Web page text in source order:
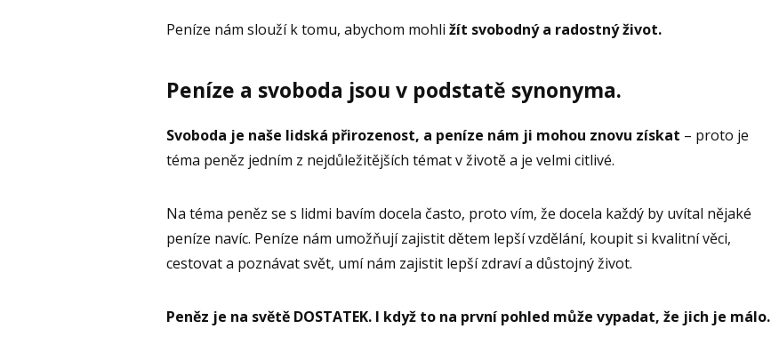
Peníze nám slouží k tomu, abychom mohli žít svobodný a radostný život.
Peníze a svoboda jsou v podstatě synonyma.
Svoboda je naše lidská přirozenost, a peníze nám ji mohou znovu získat – proto je
téma peněz jedním z nejdůležitějších témat v životě a je velmi citlivé.
Na téma peněz se s lidmi bavím docela často, proto vím, že docela každý by uvítal nějaké
peníze navíc. Peníze nám umožňují zajistit dětem lepší vzdělání, koupit si kvalitní věci,
cestovat a poznávat svět, umí nám zajistit lepší zdraví a důstojný život.
Peněz je na světě DOSTATEK. I když to na první pohled může vypadat, že jich je málo.